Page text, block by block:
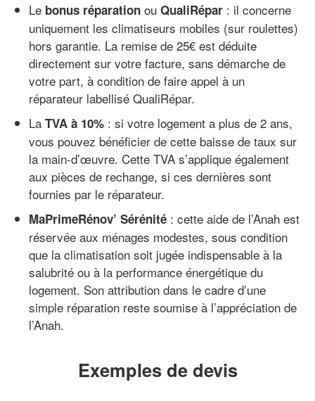
Le bonus réparation ou QualiRépar : il concerne
uniquement les climatiseurs mobiles (sur roulettes)
hors garantie. La remise de 25€ est déduite
directement sur votre facture, sans démarche de
votre part, à condition de faire appel à un
réparateur labellisé QualiRépar.
La TVA à 10% : si votre logement a plus de 2 ans,
vous pouvez bénéficier de cette baisse de taux sur
la main-d’œuvre. Cette TVA s’applique également
aux pièces de rechange, si ces dernières sont
fournies par le réparateur.
MaPrimeRénov’ Sérénité : cette aide de l’Anah est
réservée aux ménages modestes, sous condition
que la climatisation soit jugée indispensable à la
salubrité ou à la performance énergétique du
logement. Son attribution dans le cadre d’une
simple réparation reste soumise à l’appréciation de
l’Anah.
Exemples de devis